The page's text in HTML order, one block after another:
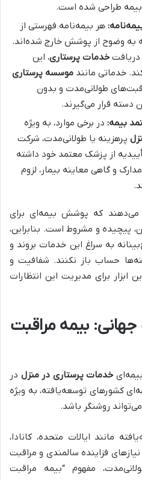
بیمه طراحی شده است.
هر بیمه‌نامه فهرستی از
به وضوح از پوشش خارج شده‌اند.
دریافت خدمات پرستاری، این
خدماتی مانند موسسه پرستاری
طولانی‌مدت و بدون
دسته قرار می‌گیرند.
بیمه: در برخی موارد، به ویژه
پرهزینه یا طولانی‌مدت، شرکت
از پزشک معتمد خود داشته
و گاهی معاینه بیمار، لزوم
می‌دهند که پوشش بیمه‌ای برای
پیچیده و مشروط است. بنابراین،
به سراغ این خدمات بروند و
حساب باز نکنند. شفافیت و
ابزار برای مدیریت این انتظارات
بیمه مراقبت
خدمات پرستاری در منزل در
کشورهای توسعه‌یافته، به ویژه
روشنگر باشد.
مانند ایالات متحده، کانادا،
فزاینده سالمندی و مراقبت
مفهوم “بیمه مراقبت